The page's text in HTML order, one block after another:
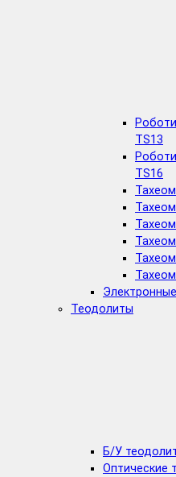
TS13
TS16
Теодолиты
Б/У
Оптические